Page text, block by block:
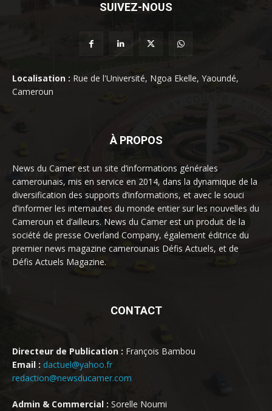
SUIVEZ-NOUS
Localisation : Rue de l'Université, Ngoa Ekelle, Yaoundé,
Cameroun
À PROPOS
News du Camer est un site d’informations générales
camerounais, mis en service en 2014, dans la dynamique de la
diversification des supports d’informations, et avec le souci
d’informer les internautes du monde entier sur les nouvelles du
Cameroun et d’ailleurs. News du Camer est un produit de la
société de presse Overland Company, également éditrice du
premier news magazine camerounais Défis Actuels, et de
Défis Actuels Magazine.
CONTACT
Directeur de Publication : François Bambou
Email : dactuel@yahoo.fr
redaction@newsducamer.com
Admin & Commercial : Sorelle Noumi